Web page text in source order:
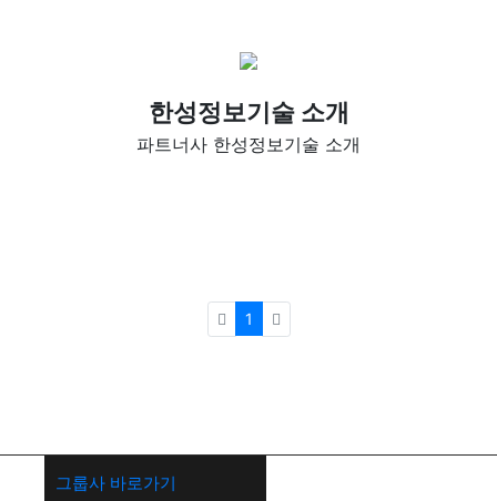
한성정보기술 소개
파트너사 한성정보기술 소개
1
그룹사 바로가기